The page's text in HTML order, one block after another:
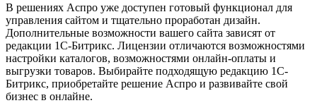
В решениях Аспро уже доступен готовый функционал для
управления сайтом и тщательно проработан дизайн.
Дополнительные возможности вашего сайта зависят от
редакции 1С-Битрикс. Лицензии отличаются возможностями
настройки каталогов, возможностями онлайн-оплаты и
выгрузки товаров. Выбирайте подходящую редакцию 1С-
Битрикс, приобретайте решение Аспро и развивайте свой
бизнес в онлайне.